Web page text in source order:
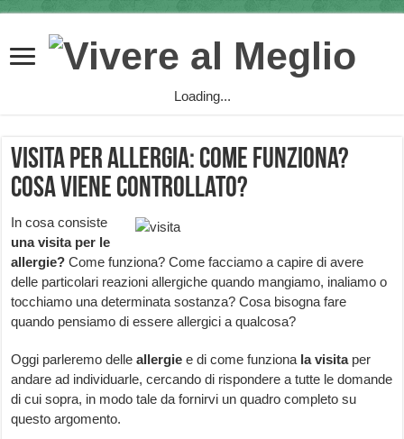
Loading...
Visita per allergia: come funziona?
Cosa viene controllato?
In cosa consiste
una visita per le
allergie? Come funziona? Come facciamo a capire di avere
delle particolari reazioni allergiche quando mangiamo, inaliamo o
tocchiamo una determinata sostanza? Cosa bisogna fare
quando pensiamo di essere allergici a qualcosa?
Oggi parleremo delleallergie e di come funziona la visitaper
andare ad individuarle, cercando di rispondere a tutte le domande
di cui sopra, in modo tale da fornirvi un quadro completo su
questo argomento.